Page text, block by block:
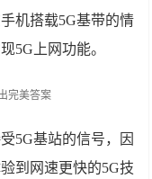
机搭载5G基带的情
5G上网功能。
5G基站的信号，因
到网速更快的5G技